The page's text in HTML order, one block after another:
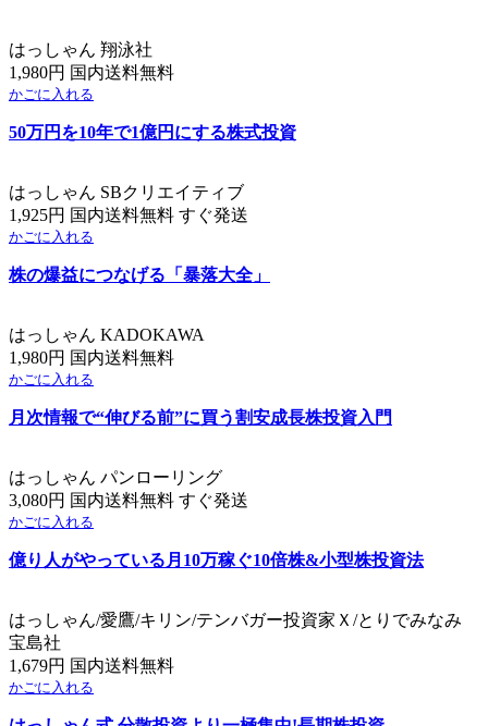
はっしゃん 翔泳社
1,980円 国内送料無料
かごに入れる
50万円を10年で1億円にする株式投資
はっしゃん SBクリエイティブ
1,925円 国内送料無料 すぐ発送
かごに入れる
株の爆益につなげる「暴落大全」
はっしゃん KADOKAWA
1,980円 国内送料無料
かごに入れる
月次情報で“伸びる前”に買う割安成長株投資入門
はっしゃん パンローリング
3,080円 国内送料無料 すぐ発送
かごに入れる
億り人がやっている月10万稼ぐ10倍株&小型株投資法
はっしゃん/愛鷹/キリン/テンバガー投資家Ｘ/とりでみなみ
宝島社
1,679円 国内送料無料
かごに入れる